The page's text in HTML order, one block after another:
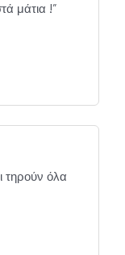
μάτια !”
τηρούν όλα